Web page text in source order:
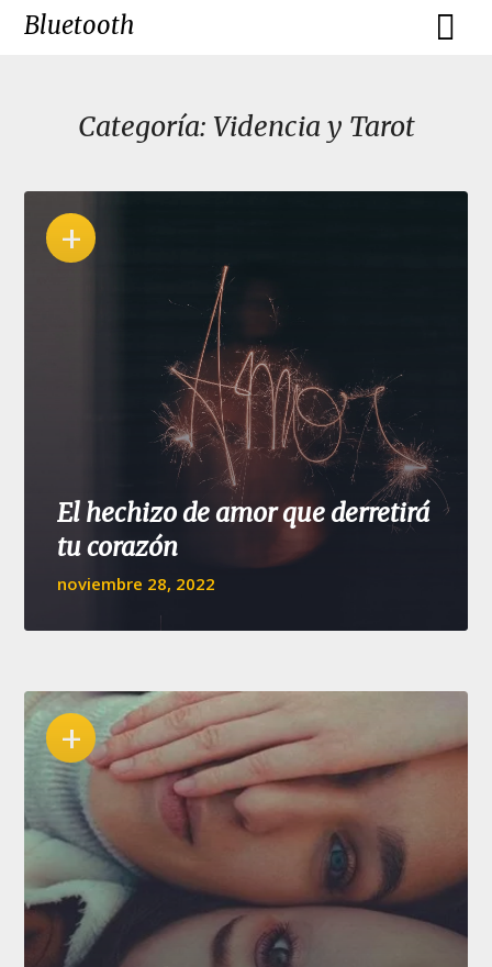
SkipBluetooth
Categoría: Videncia y Tarot
El hechizo de amor que derretirá
tu corazón
noviembre 28, 2022
+
+